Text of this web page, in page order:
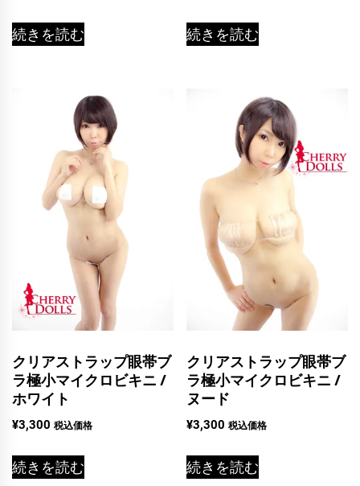
続きを読む 続きを読む
クリアストラップ眼帯ブ
ラ極小マイクロビキニ /
ホワイト
¥3,300 税込価格
続きを読む
クリアストラップ眼帯ブ
ラ極小マイクロビキニ /
ヌード
¥3,300 税込価格
続きを読む